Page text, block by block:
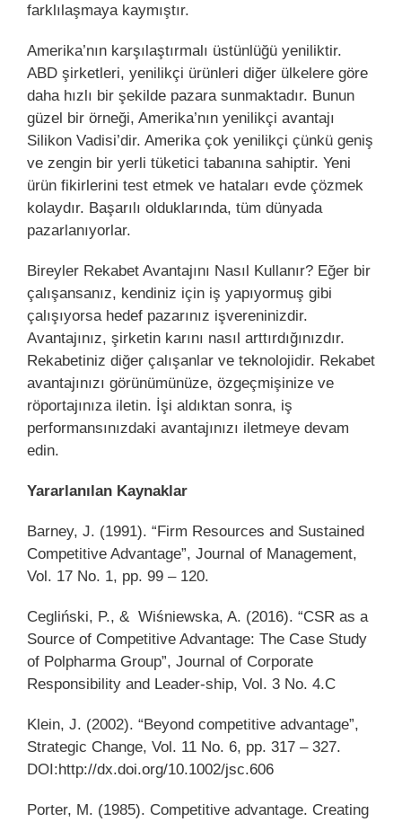
farklılaşmaya kaymıştır.
Amerika’nın karşılaştırmalı üstünlüğü yeniliktir.
ABD şirketleri, yenilikçi ürünleri diğer ülkelere göre
daha hızlı bir şekilde pazara sunmaktadır. Bunun
güzel bir örneği, Amerika’nın yenilikçi avantajı
Silikon Vadisi’dir. Amerika çok yenilikçi çünkü geniş
ve zengin bir yerli tüketici tabanına sahiptir. Yeni
ürün fikirlerini test etmek ve hataları evde çözmek
kolaydır. Başarılı olduklarında, tüm dünyada
pazarlanıyorlar.
Bireyler Rekabet Avantajını Nasıl Kullanır? Eğer bir
çalışansanız, kendiniz için iş yapıyormuş gibi
çalışıyorsa hedef pazarınız işvereninizdir.
Avantajınız, şirketin karını nasıl arttırdığınızdır.
Rekabetiniz diğer çalışanlar ve teknolojidir. Rekabet
avantajınızı görünümünüze, özgeçmişinize ve
röportajınıza iletin. İşi aldıktan sonra, iş
performansınızdaki avantajınızı iletmeye devam
edin.
Yararlanılan Kaynaklar
Barney, J. (1991). “Firm Resources and Sustained
Competitive Advantage”, Journal of Management,
Vol. 17 No. 1, pp. 99 – 120.
Cegliński, P., & Wiśniewska, A. (2016). “CSR as a
Source of Competitive Advantage: The Case Study
of Polpharma Group”, Journal of Corporate
Responsibility and Leader-ship, Vol. 3 No. 4.C
Klein, J. (2002). “Beyond competitive advantage”,
Strategic Change, Vol. 11 No. 6, pp. 317 – 327.
DOI:http://dx.doi.org/10.1002/jsc.606
Porter, M. (1985). Competitive advantage. Creating